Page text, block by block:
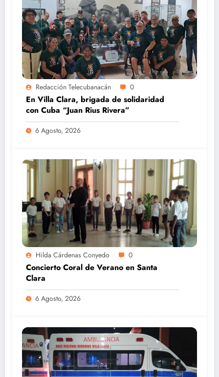
Redacción Telecubanacán 0
En Villa Clara, brigada de solidaridad
con Cuba “Juan Rius Rivera”
6 Agosto, 2026
Hilda Cárdenas Conyedo 0
Concierto Coral de Verano en Santa
Clara
6 Agosto, 2026